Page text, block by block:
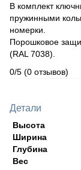
В комплект
пружинными
номерки.
Порошковое
(RAL 7038).
0/5 (0 отзывов)
Детали
Высота
Ширина
Глубина
Вес